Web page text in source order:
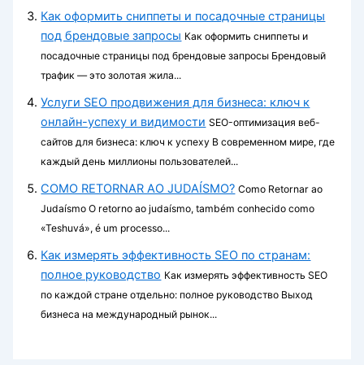
Как оформить сниппеты и посадочные страницы
под брендовые запросы Как оформить сниппеты и
посадочные страницы под брендовые запросы Брендовый
трафик — это золотая жила...
Услуги SEO продвижения для бизнеса: ключ к
онлайн-успеху и видимости SEO-оптимизация веб-
сайтов для бизнеса: ключ к успеху В современном мире, где
каждый день миллионы пользователей...
COMO RETORNAR AO JUDAÍSMO? Como Retornar ao
Judaísmo O retorno ao judaísmo, também conhecido como
«Teshuvá», é um processo...
Как измерять эффективность SEO по странам:
полное руководство Как измерять эффективность SEO
по каждой стране отдельно: полное руководство Выход
бизнеса на международный рынок...